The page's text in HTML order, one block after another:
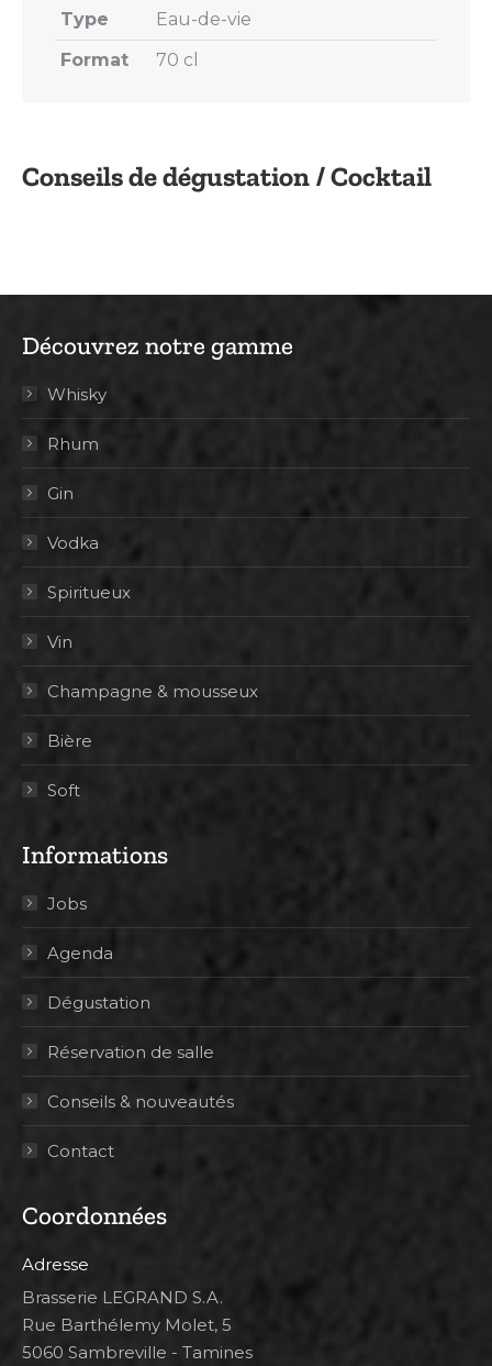
Conseils de dégustation / Cocktail
Type
Eau-de-vie
Format
70 cl
Découvrez notre gamme
Whisky
Rhum
Gin
Vodka
Spiritueux
Vin
Champagne & mousseux
Bière
Soft
Informations
Jobs
Agenda
Dégustation
Réservation de salle
Conseils & nouveautés
Contact
Coordonnées
Adresse
Brasserie LEGRAND S.A.
Rue Barthélemy Molet, 5
5060 Sambreville - Tamines